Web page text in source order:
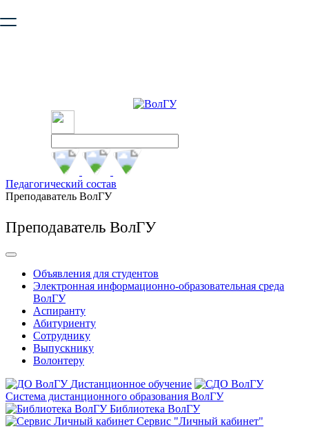
безопасную работу с сайтом. Пожалуйста
Педагогический состав
Преподаватель ВолГУ
Преподаватель ВолГУ
Объявления для студентов
Электронная информационно-образовательная среда
ВолГУ
Аспиранту
Абитуриенту
Сотруднику
Выпускнику
Волонтеру
Дистанционное обучение
Система дистанционного образования ВолГУ
Библиотека ВолГУ
Сервис "Личный кабинет"